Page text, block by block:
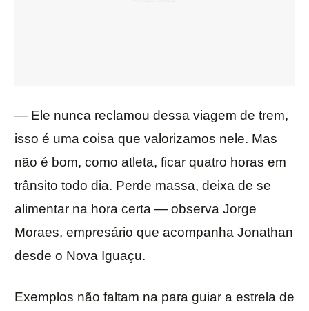
— Ele nunca reclamou dessa viagem de trem,
isso é uma coisa que valorizamos nele. Mas
não é bom, como atleta, ficar quatro horas em
trânsito todo dia. Perde massa, deixa de se
alimentar na hora certa — observa Jorge
Moraes, empresário que acompanha Jonathan
desde o Nova Iguaçu.
Exemplos não faltam na para guiar a estrela de